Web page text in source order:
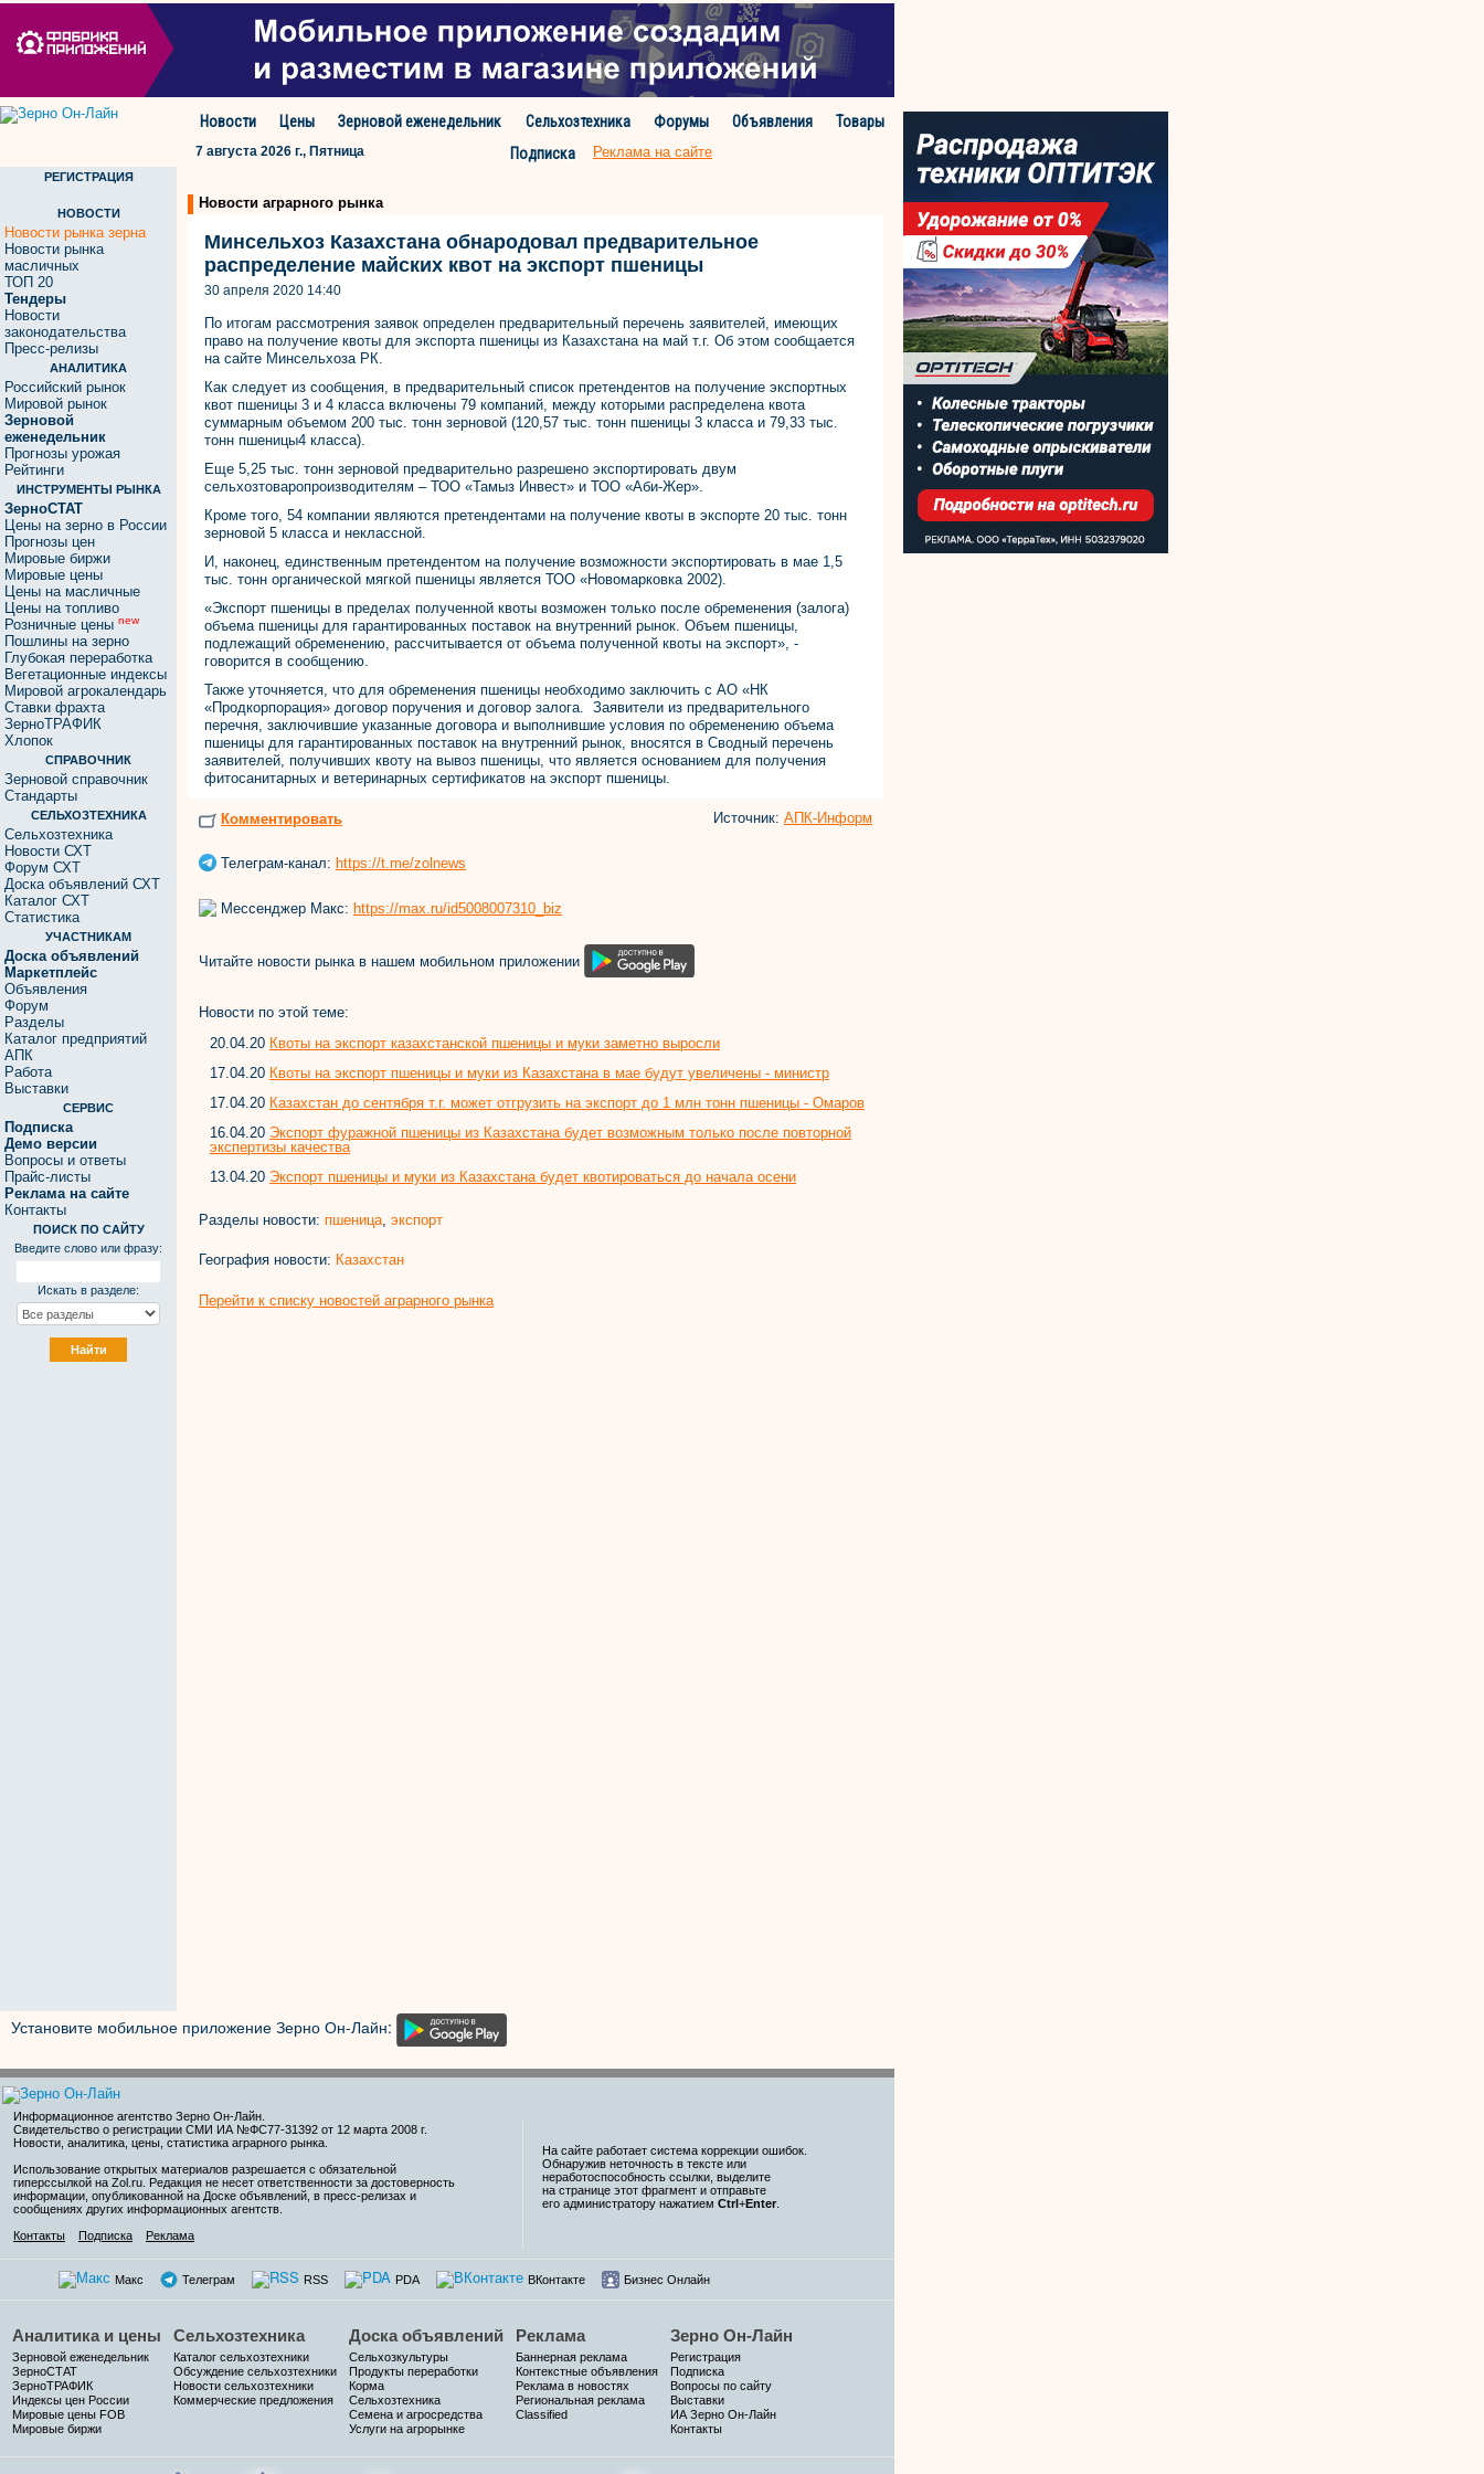
Новости Цены Зерновой еженедельник Сельхозтехника Форумы Объявления
Товары
Подписка
7 августа 2026 г., Пятница Реклама на сайте
РЕГИСТРАЦИЯ
НОВОСТИ
Новости рынка зерна
Новости рынка
масличных
ТОП 20
Тендеры
Новости
законодательства
Пресс-релизы
АНАЛИТИКА
Российский рынок
Мировой рынок
Зерновой
еженедельник
Прогнозы урожая
Рейтинги
ИНСТРУМЕНТЫ РЫНКА
ЗерноСТАТ
Цены на зерно в России
Прогнозы цен
Мировые биржи
Мировые цены
Цены на масличные
Цены на топливо
Розничные цены new
Пошлины на зерно
Глубокая переработка
Вегетационные индексы
Мировой агрокалендарь
Ставки фрахта
ЗерноТРАФИК
Хлопок
СПРАВОЧНИК
Зерновой справочник
Стандарты
СЕЛЬХОЗТЕХНИКА
Сельхозтехника
Новости СХТ
Форум СХТ
Доска объявлений СХТ
Каталог СХТ
Статистика
УЧАСТНИКАМ
Доска объявлений
Маркетплейс
Объявления
Форум
Разделы
Каталог предприятий
АПК
Работа
Выставки
СЕРВИС
Подписка
Демо версии
Вопросы и ответы
Прайс-листы
Реклама на сайте
Контакты
ПОИСК ПО САЙТУ
Введите слово или фразу:
Искать в разделе:
Новости аграрного рынка
Минсельхоз Казахстана обнародовал предварительное
распределение майских квот на экспорт пшеницы
30 апреля 2020 14:40
По итогам рассмотрения заявок определен предварительный перечень заявителей, имеющих
право на получение квоты для экспорта пшеницы из Казахстана на май т.г. Об этом сообщается
на сайте Минсельхоза РК.
Как следует из сообщения, в предварительный список претендентов на получение экспортных
квот пшеницы 3 и 4 класса включены 79 компаний, между которыми распределена квота
суммарным объемом 200 тыс. тонн зерновой (120,57 тыс. тонн пшеницы 3 класса и 79,33 тыс.
тонн пшеницы4 класса).
Еще 5,25 тыс. тонн зерновой предварительно разрешено экспортировать двум
сельхозтоваропроизводителям – ТОО «Тамыз Инвест» и ТОО «Аби-Жер».
Кроме того, 54 компании являются претендентами на получение квоты в экспорте 20 тыс. тонн
зерновой 5 класса и неклассной.
И, наконец, единственным претендентом на получение возможности экспортировать в мае 1,5
тыс. тонн органической мягкой пшеницы является ТОО «Новомарковка 2002).
«Экспорт пшеницы в пределах полученной квоты возможен только после обременения (залога)
объема пшеницы для гарантированных поставок на внутренний рынок. Объем пшеницы,
подлежащий обременению, рассчитывается от объема полученной квоты на экспорт», -
говорится в сообщению.
Также уточняется, что для обременения пшеницы необходимо заключить с АО «НК
«Продкорпорация» договор поручения и договор залога. Заявители из предварительного
перечня, заключившие указанные договора и выполнившие условия по обременению объема
пшеницы для гарантированных поставок на внутренний рынок, вносятся в Сводный перечень
заявителей, получивших квоту на вывоз пшеницы, что является основанием для получения
фитосанитарных и ветеринарных сертификатов на экспорт пшеницы.
Комментировать Источник: АПК-Информ
Телеграм-канал: https://t.me/zolnews
Мессенджер Макс: https://max.ru/id5008007310_biz
Читайте новости рынка в нашем мобильном приложении
Новости по этой теме:
20.04.20 Квоты на экспорт казахстанской пшеницы и муки заметно выросли
17.04.20 Квоты на экспорт пшеницы и муки из Казахстана в мае будут увеличены - министр
17.04.20 Казахстан до сентября т.г. может отгрузить на экспорт до 1 млн тонн пшеницы - Омаров
16.04.20 Экспорт фуражной пшеницы из Казахстана будет возможным только после повторной
экспертизы качества
13.04.20 Экспорт пшеницы и муки из Казахстана будет квотироваться до начала осени
Разделы новости: пшеница экспорт
География новости: Казахстан
Перейти к списку новостей аграрного рынка
Установите мобильное приложение Зерно Он-Лайн:
Информационное агентство Зерно Он-Лайн
Свидетельство о регистрации СМИ ИА №ФС77-31392 от 12 марта 2008 г.
Новости, аналитика, цены, статистика аграрного рынка.
Использование открытых материалов разрешается с обязательной
гиперссылкой на Zol.ru. Редакция не несет ответственности за достоверность
информации, опубликованной на Доске объявлений, в пресс-релизах и
сообщениях других информационных агентств.
Контакты
Подписка Реклама
На сайте работает система коррекции ошибок.
Обнаружив неточность в тексте или
неработоспособность ссылки, выделите
на странице этот фрагмент и отправьте
его администратору нажатием Ctrl+Enter
Макс Телеграм RSS PDA ВКонтакте Бизнес Онлайн
Аналитика и цены
Зерновой еженедельник
ЗерноСТАТ
ЗерноТРАФИК
Индексы цен России
Мировые цены FOB
Мировые биржи
Сельхозтехника
Каталог сельхозтехники
Обсуждение сельхозтехники
Новости сельхозтехники
Коммерческие предложения
Доска объявлений
Сельхозкультуры
Продукты переработки
Корма
Сельхозтехника
Семена и агросредства
Услуги на агрорынке
Реклама
Баннерная реклама
Контекстные объявления
Реклама в новостях
Региональная реклама
Classified
Зерно Он-Лайн
Регистрация
Подписка
Вопросы по сайту
Выставки
ИА Зерно Он-Лайн
Контакты